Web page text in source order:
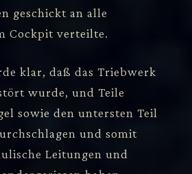
geschickt an alle
Cockpit verteilte.
klar, daß das Triebwerk
wurde, und Teile
sowie den untersten Teil
und somit
Leitungen und